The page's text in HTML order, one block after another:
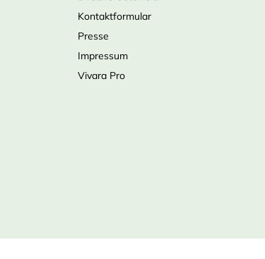
Kontaktformular
Presse
Impressum
Vivara Pro